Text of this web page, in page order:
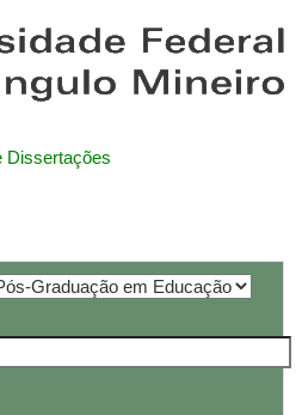
Dissertações